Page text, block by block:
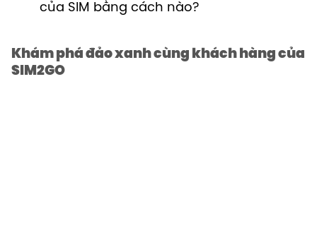
của SIM bằng cách nào?
Khám phá đảo xanh cùng khách hàng của
SIM2GO